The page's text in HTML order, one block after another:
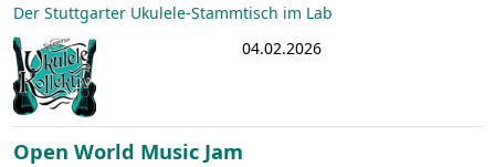
Der Stuttgarter Ukulele-Stammtisch im Lab
04.02.2026
Open World Music Jam